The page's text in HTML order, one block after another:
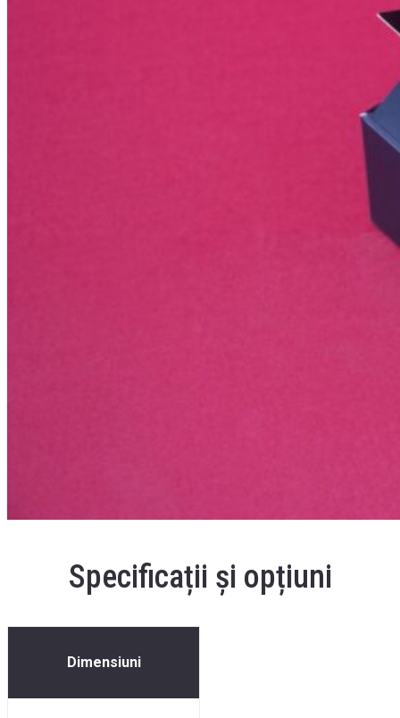
Specificații și opțiuni
Dimensiuni